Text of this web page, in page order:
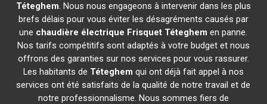
Téteghem. Nous nous engageons à intervenir dans les plus
brefs délais pour vous éviter les désagréments causés par
une chaudière électrique Frisquet Téteghem en panne.
Nos tarifs compétitifs sont adaptés à votre budget et nous
offrons des garanties sur nos services pour vous rassurer.
Les habitants de Téteghem qui ont déjà fait appel à nos
services ont été satisfaits de la qualité de notre travail et de
notre professionnalisme. Nous sommes fiers de